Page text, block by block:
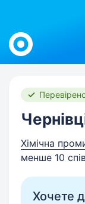
Work.ua
Хімічна
менше 10
Хочете